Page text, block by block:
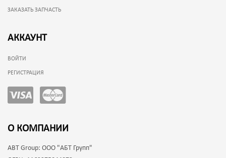
ЗАКАЗАТЬ ЗАПЧАСТЬ
АККАУНТ
ВОЙТИ
РЕГИСТРАЦИЯ
О КОМПАНИИ
ABT Group: ООО "АБТ Групп"